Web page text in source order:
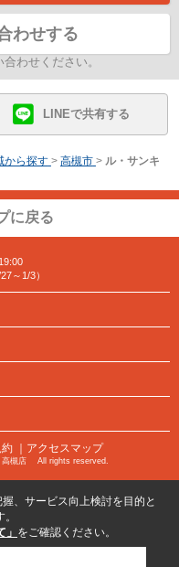
わせする
わせください。
LINEで共有する
から探す > 高槻市 > ル・サンキ
に戻る
～1/3）
｜アクセスマップ
高槻店 All rights reserved.
、サービス向上検討を目的と
をご確認ください。